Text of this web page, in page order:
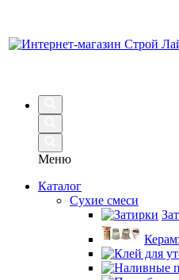
Меню
Каталог
Сухие смеси